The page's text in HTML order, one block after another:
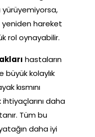
yürüyemiyorsa,
hareket
rol oynayabilir.
hastaların
kolaylık
kısmını
daha
Tüm bu
daha iyi